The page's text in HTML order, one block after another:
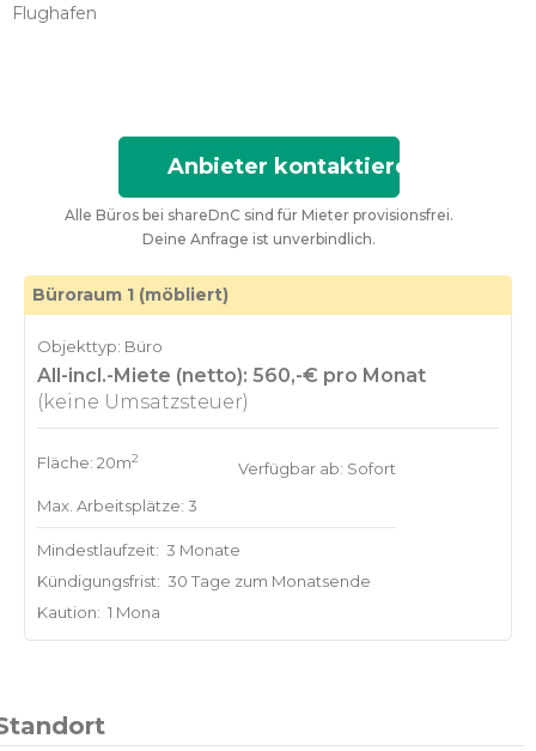
Flughafen
Anbieter kontaktieren
Alle Büros bei shareDnC sind für Mieter provisionsfrei.
Deine Anfrage ist unverbindlich.
Büroraum 1 (möbliert)
Objekttyp: Büro
All-incl.-Miete (netto): 560,-€ pro Monat
(keine Umsatzsteuer)
Fläche: 20m2
Max. Arbeitsplätze: 3
Verfügbar ab: Sofort
Mindestlaufzeit: 3 Monate
Kündigungsfrist: 30 Tage zum Monatsende
Kaution: 1 Mona